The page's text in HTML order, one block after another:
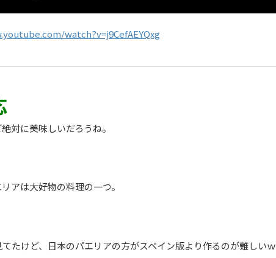
watch?v=j9CefAEYQxg
対に美味しいだろうね。
アは大好物の料理の一つ。
たけど、日本のパエリアの方がスペイン版より作るのが難しいｗ